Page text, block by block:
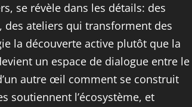
se révèle dans les détails: des
ateliers qui transforment des
la découverte active plutôt que la
un espace de dialogue entre le
autre œil comment se construit
soutiennent l’écosystème, et